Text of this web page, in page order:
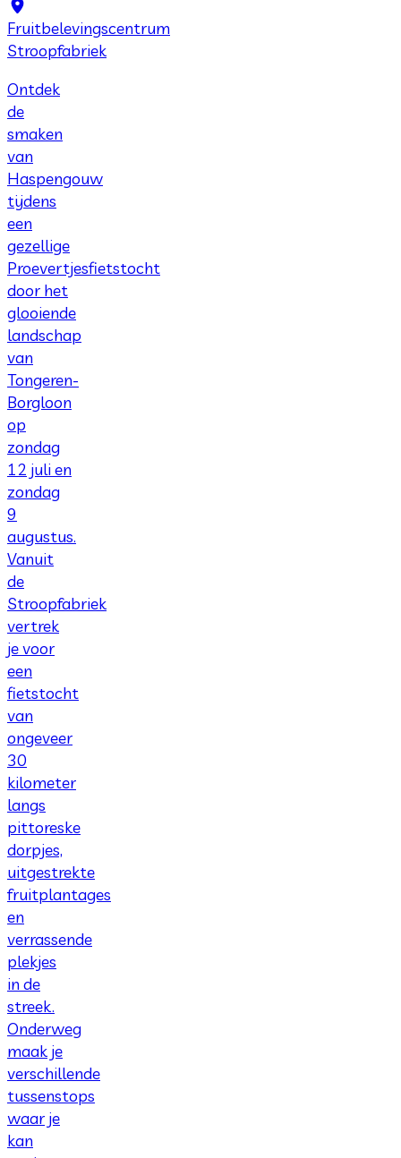
Fruitbelevingscentrum
Stroopfabriek
Ontdek
de
smaken
van
Haspengouw
tijdens
een
gezellige
Proevertjesfietstocht
door het
glooiende
landschap
van
Tongeren-
Borgloon
op
zondag
12 juli en
zondag
9
augustus.
Vanuit
de
Stroopfabriek
vertrek
je voor
een
fietstocht
van
ongeveer
30
kilometer
langs
pittoreske
dorpjes,
uitgestrekte
fruitplantages
en
verrassende
plekjes
in de
streek.
Onderweg
maak je
verschillende
tussenstops
waar je
kan